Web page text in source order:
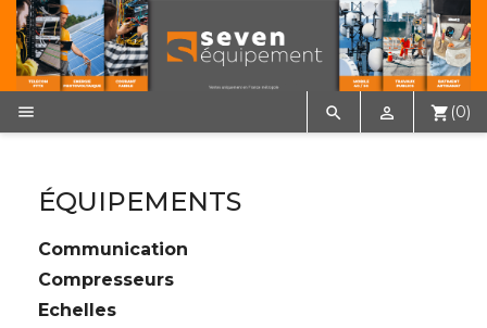
   shopping_cart (0)
ÉQUIPEMENTS
Communication
Compresseurs
Echelles